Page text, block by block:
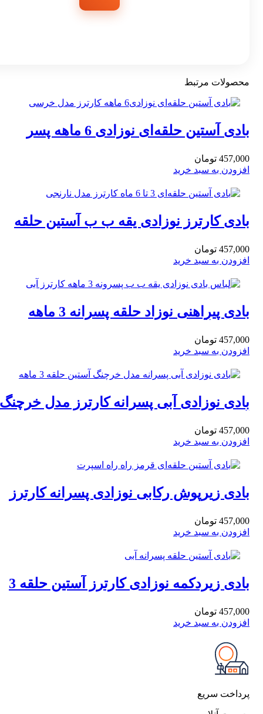
محصولات مرتبط
بادی آستین حلقه‌ای نوزادی 6 ماهه پسر
457,000 تومان
افزودن به سبد خرید
بادی کارترز نوزادی یقه ب ب آستین حلقه‌
457,000 تومان
افزودن به سبد خرید
بادی پیراهنی نوزاد حلقه پسرانه 3 ماهه
457,000 تومان
افزودن به سبد خرید
بادی نوزادی آبی پسرانه کارترز مدل خرچنگ
457,000 تومان
افزودن به سبد خرید
بادی زیرپوش رکابی نوزادی پسرانه کارترز
457,000 تومان
افزودن به سبد خرید
بادی زیردکمه نوزادی کارترز آستین حلقه 3
457,000 تومان
افزودن به سبد خرید
پرداخت سریع